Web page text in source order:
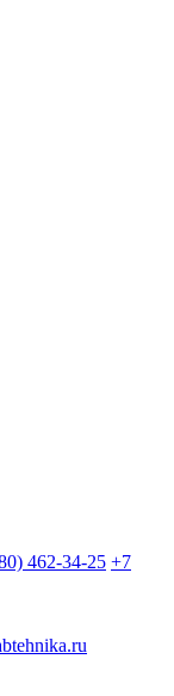
462-34-25 +7